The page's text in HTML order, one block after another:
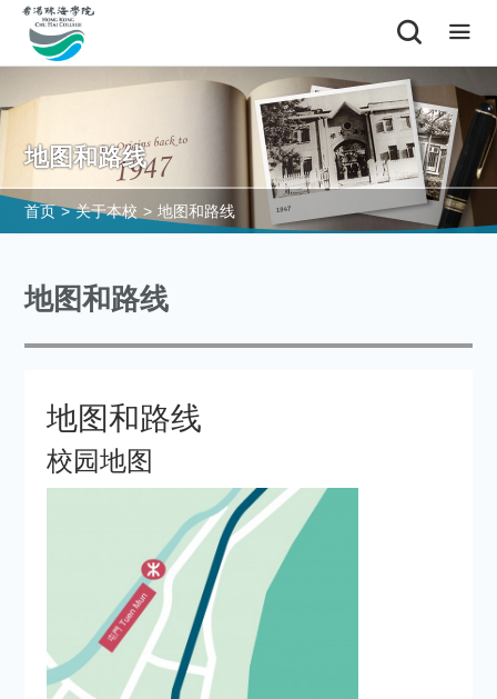
地图和路线
首页 > 关于本校 > 地图和路线
地图和路线
地图和路线
校园地图